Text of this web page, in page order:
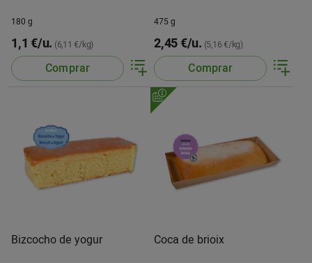
180 g
1,1 €/u. (6,11 €/kg)
Comprar
475 g
2,45 €/u. (5,16 €/kg)
Comprar
Bizcocho de yogur Coca de brioix